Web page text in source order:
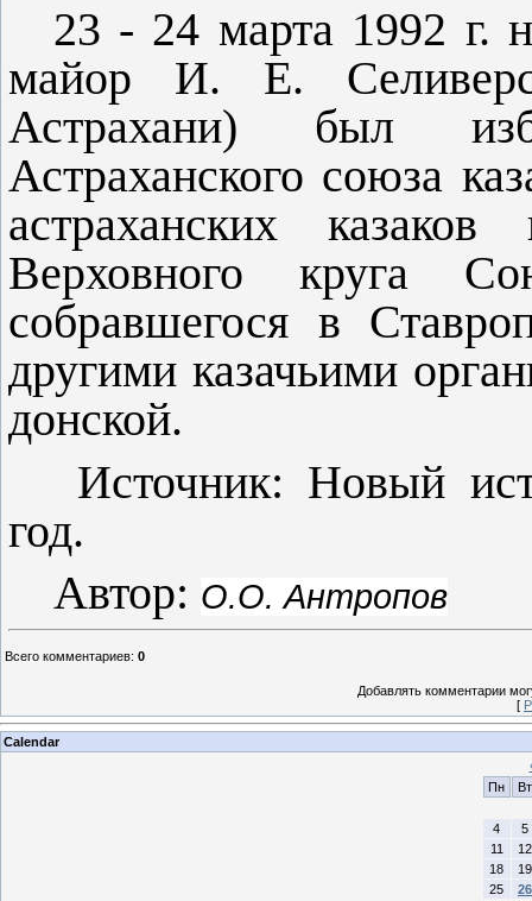
23 - 24 марта 1992 г.
майор И. Е.
Астрахани) был
Астраханского союза
астраханских
Верховного круга
собравшегося в
другими казачьими
донской.
Источник: Новый
год.
Автор: О.О. Антропов
Всего комментариев: 0
Добавлять комментарии
[
Calendar
Пн
Вт
4
5
11
12
18
19
25
26